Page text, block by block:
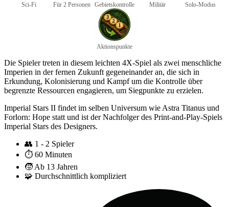
Sci-Fi Für 2 Personen Gebietskontrolle Militär Solo-Modus
Aktionspunkte
Die Spieler treten in diesem leichten 4X-Spiel als zwei menschliche
Imperien in der fernen Zukunft gegeneinander an, die sich in
Erkundung, Kolonisierung und Kampf um die Kontrolle über
begrenzte Ressourcen engagieren, um Siegpunkte zu erzielen.
Imperial Stars II findet im selben Universum wie Astra Titanus und
Forlorn: Hope statt und ist der Nachfolger des Print-and-Play-Spiels
Imperial Stars des Designers.
👥 1 - 2 Spieler
⏱️ 60 Minuten
🧒 Ab 13 Jahren
🧩 Durchschnittlich kompliziert